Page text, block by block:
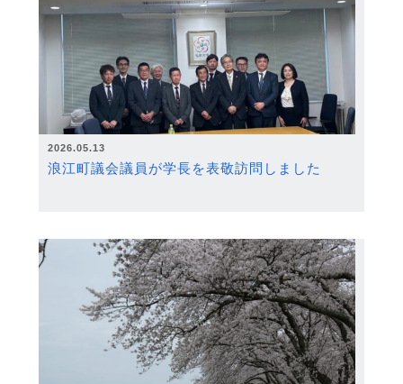
2026.05.13
浪江町議会議員が学長を表敬訪問しました